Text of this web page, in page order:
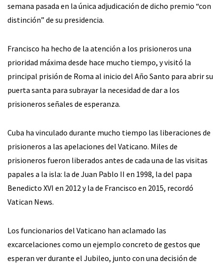
semana pasada en la única adjudicación de dicho premio “con
distinción” de su presidencia.
Francisco ha hecho de la atención a los prisioneros una
prioridad máxima desde hace mucho tiempo, y visitó la
principal prisión de Roma al inicio del Año Santo para abrir su
puerta santa para subrayar la necesidad de dar a los
prisioneros señales de esperanza.
Cuba ha vinculado durante mucho tiempo las liberaciones de
prisioneros a las apelaciones del Vaticano. Miles de
prisioneros fueron liberados antes de cada una de las visitas
papales a la isla: la de Juan Pablo II en 1998, la del papa
Benedicto XVI en 2012 y la de Francisco en 2015, recordó
Vatican News.
Los funcionarios del Vaticano han aclamado las
excarcelaciones como un ejemplo concreto de gestos que
esperan ver durante el Jubileo, junto con una decisión de